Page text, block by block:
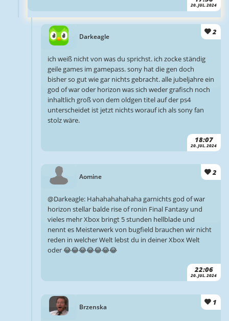
20. JUL. 2024
Darkeagle
2
18:07
20. JUL. 2024
ich weiß nicht von was du sprichst. ich zocke ständig
geile games im gamepass. sony hat die gen doch
bisher so gut wie gar nichts gebracht. alle jubeljahre ein
god of war oder horizon was sich weder grafisch noch
inhaltlich groß von dem oldgen titel auf der ps4
unterscheidet ist jetzt nichts worauf ich als sony fan
stolz wäre.
Aomine 2
22:06
20. JUL. 2024
@Darkeagle: Hahahahahahaha garnichts god of war
horizon stellar balde rise of ronin Final Fantasy und
vieles mehr Xbox bringt 5 stunden hellblade und
nennt es Meisterwerk von bugfield brauchen wir nicht
reden in welcher Welt lebst du in deiner Xbox Welt
oder 😂😂😂😂😂😂😂
Brzenska
1